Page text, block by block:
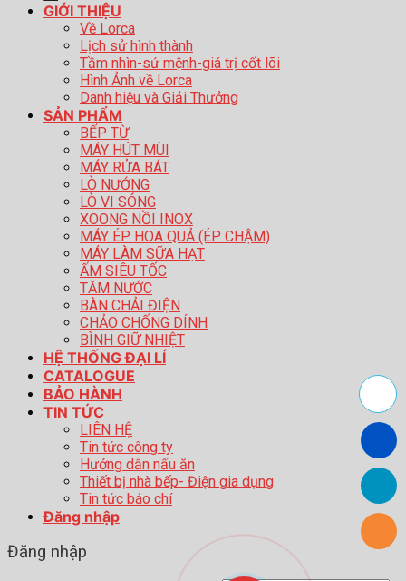
GIỚI THIỆU
Về Lorca
Lịch sử hình thành
Tầm nhìn-sứ mệnh-giá trị cốt lõi
Hình Ảnh về Lorca
Danh hiệu và Giải Thưởng
SẢN PHẨM
BẾP TỪ
MÁY HÚT MÙI
MÁY RỬA BÁT
LÒ NƯỚNG
LÒ VI SÓNG
XOONG NỒI INOX
MÁY ÉP HOA QUẢ (ÉP CHẬM)
MÁY LÀM SỮA HẠT
ẤM SIÊU TỐC
TĂM NƯỚC
BÀN CHẢI ĐIỆN
CHẢO CHỐNG DÍNH
BÌNH GIỮ NHIỆT
HỆ THỐNG ĐẠI LÍ
CATALOGUE
BẢO HÀNH
TIN TỨC
LIÊN HỆ
Tin tức công ty
Hướng dẫn nấu ăn
Thiết bị nhà bếp- Điện gia dụng
Tin tức báo chí
Đăng nhập
Đăng nhập